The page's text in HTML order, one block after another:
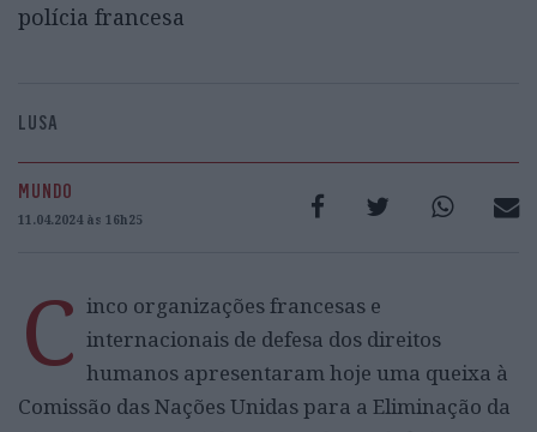
polícia francesa
LUSA
MUNDO
11.04.2024 às 16h25
C inco organizações francesas e
internacionais de defesa dos direitos
humanos apresentaram hoje uma queixa à
Comissão das Nações Unidas para a Eliminação da